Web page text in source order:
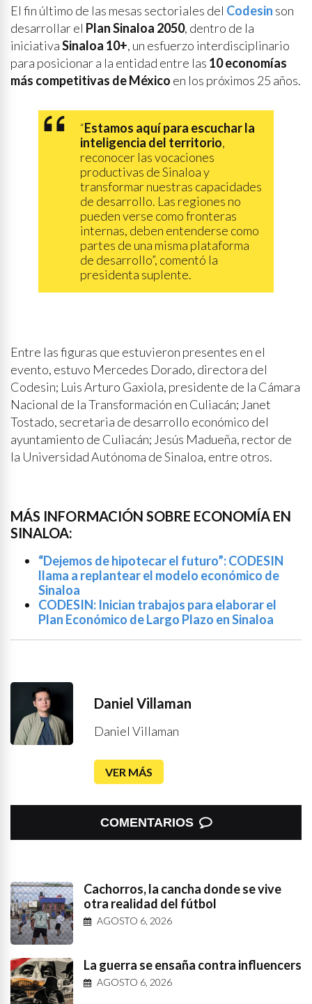
El fin último de las mesas sectoriales del Codesin son
desarrollar el Plan Sinaloa 2050, dentro de la
iniciativaSinaloa 10+, un esfuerzo interdisciplinario
para posicionar a la entidad entre las 10 economías
más competitivas de México en los próximos 25 años.
“Estamos aquí para escuchar la
inteligencia del territorio,
reconocer las vocaciones
productivas de Sinaloa y
transformar nuestras capacidades
de desarrollo. Las regiones no
pueden verse como fronteras
internas, deben entenderse como
partes de una misma plataforma
de desarrollo”, comentó la
presidenta suplente.
Entre las figuras que estuvieron presentes en el
evento, estuvo Mercedes Dorado, directora del
Codesin; Luis Arturo Gaxiola, presidente de la Cámara
Nacional de la Transformación en Culiacán; Janet
Tostado, secretaria de desarrollo económico del
ayuntamiento de Culiacán; Jesús Madueña, rector de
la Universidad Autónoma de Sinaloa, entre otros.
MÁS INFORMACIÓN SOBRE ECONOMÍA EN
SINALOA:
“Dejemos de hipotecar el futuro”: CODESIN
llama a replantear el modelo económico de
Sinaloa
CODESIN: Inician trabajos para elaborar el
Plan Económico de Largo Plazo en Sinaloa
Daniel Villaman
Daniel Villaman
VER MÁS
COMENTARIOS
Cachorros, la cancha donde se vive
otra realidad del fútbol
AGOSTO 6, 2026
La guerra se ensaña contra influencers
AGOSTO 6, 2026